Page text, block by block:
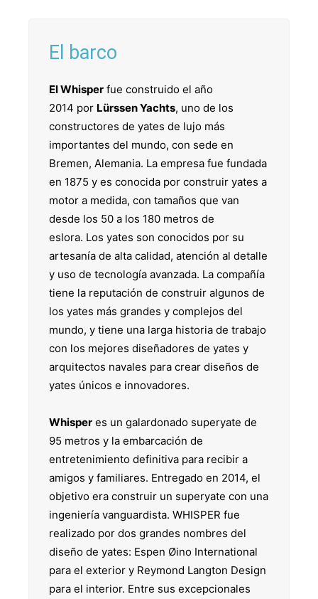
El barco
El Whisper fue construido el año
2014 por Lürssen Yachts, uno de los
constructores de yates de lujo más
importantes del mundo, con sede en
Bremen, Alemania. La empresa fue fundada
en 1875 y es conocida por construir yates a
motor a medida, con tamaños que van
desde los 50 a los 180 metros de
eslora. Los yates son conocidos por su
artesanía de alta calidad, atención al detalle
y uso de tecnología avanzada. La compañía
tiene la reputación de construir algunos de
los yates más grandes y complejos del
mundo, y tiene una larga historia de trabajo
con los mejores diseñadores de yates y
arquitectos navales para crear diseños de
yates únicos e innovadores.
Whisper es un galardonado superyate de
95 metros y la embarcación de
entretenimiento definitiva para recibir a
amigos y familiares. Entregado en 2014, el
objetivo era construir un superyate con una
ingeniería vanguardista. WHISPER fue
realizado por dos grandes nombres del
diseño de yates: Espen Øino International
para el exterior y Reymond Langton Design
para el interior. Entre sus excepcionales